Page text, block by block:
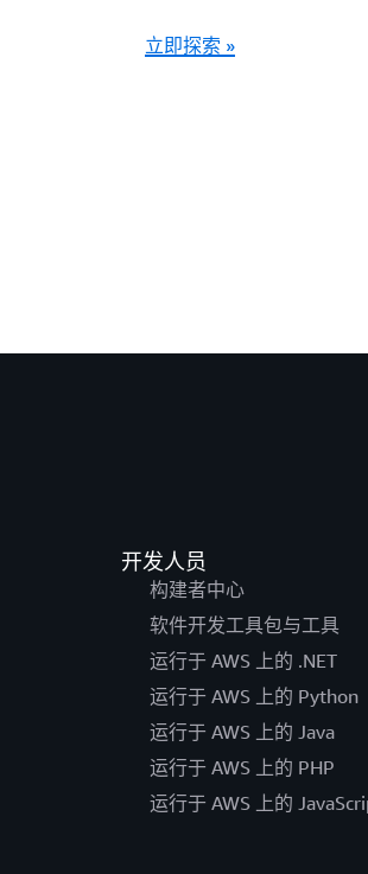
立即探索 »
开发人员
构建者中心
软件开发工具包与工具
运行于 AWS 上的 .NET
运行于 AWS 上的 Python
运行于 AWS 上的 Java
运行于 AWS 上的 PHP
运行于 AWS 上的